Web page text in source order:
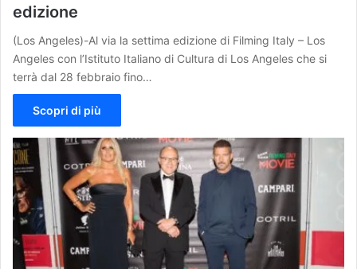
edizione
(Los Angeles)-Al via la settima edizione di Filming Italy – Los
Angeles con l’Istituto Italiano di Cultura di Los Angeles che si
terrà dal 28 febbraio fino…
Scopri di più